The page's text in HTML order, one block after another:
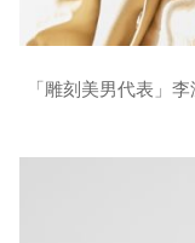
「雕刻美男代表」